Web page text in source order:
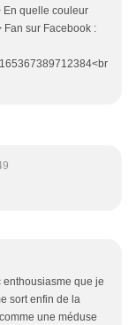
En quelle couleur
Fan sur Facebook :
enthousiasme que je
sort enfin de la
une méduse